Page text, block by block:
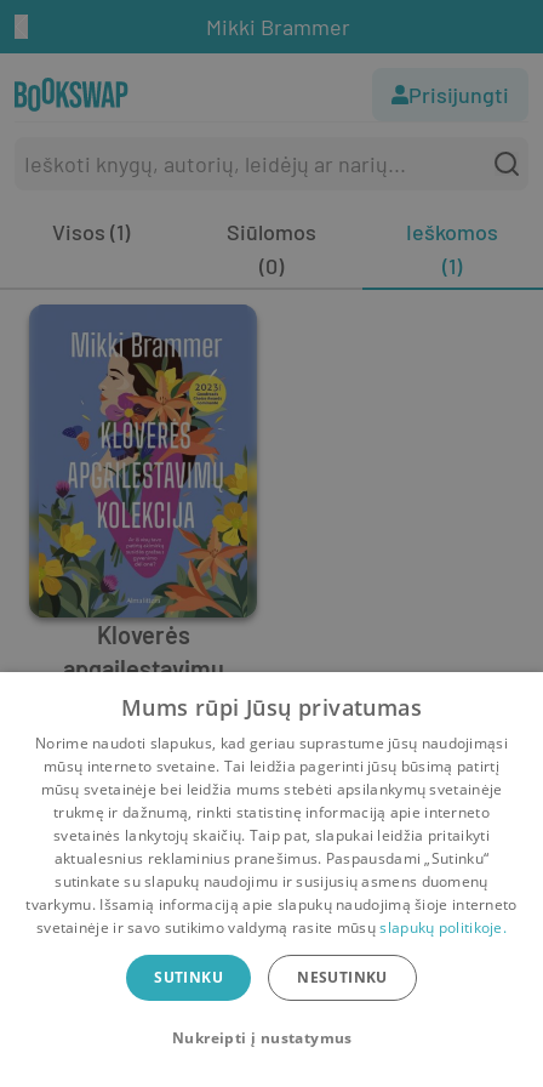
Mikki Brammer
Prisijungti
Visos (1)
Siūlomos
(0)
Ieškomos
(1)
Kloverės
apgailestavimų
kolekcija
Mikki Brammer
Pradinis Krepšelis Pokalbiai Pranešimai Paskyra
Bookswap programėlė
Mainykis knygomis dar patogiau!
Uždaryti
Mums rūpi Jūsų privatumas
Norime naudoti slapukus, kad geriau suprastume jūsų naudojimąsi
mūsų interneto svetaine. Tai leidžia pagerinti jūsų būsimą patirtį
mūsų svetainėje bei leidžia mums stebėti apsilankymų svetainėje
trukmę ir dažnumą, rinkti statistinę informaciją apie interneto
svetainės lankytojų skaičių. Taip pat, slapukai leidžia pritaikyti
aktualesnius reklaminius pranešimus. Paspausdami „Sutinku“
sutinkate su slapukų naudojimu ir susijusių asmens duomenų
tvarkymu. Išsamią informaciją apie slapukų naudojimą šioje interneto
svetainėje ir savo sutikimo valdymą rasite mūsųslapukų politikoje.
SUTINKU NESUTINKU
Nukreipti į nustatymus